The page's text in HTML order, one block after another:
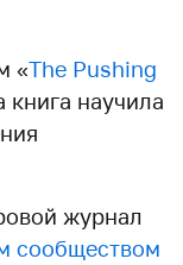
«The Pushing
книга научила
журнал
сообществом